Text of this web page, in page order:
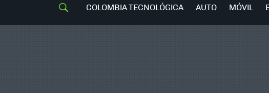
COLOMBIA TECNOLÓGICA AUTO MÓVIL